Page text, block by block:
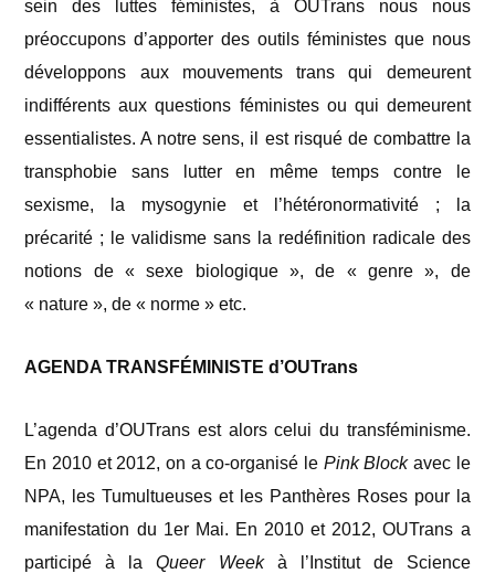
sein des luttes féministes, à OUTrans nous nous
préoccupons d’apporter des outils féministes que nous
développons aux mouvements trans qui demeurent
indifférents aux questions féministes ou qui demeurent
essentialistes. A notre sens, il est risqué de combattre la
transphobie sans lutter en même temps contre le
sexisme, la mysogynie et l’hétéronormativité ; la
précarité ; le validisme sans la redéfinition radicale des
notions de « sexe biologique », de « genre », de
« nature », de « norme » etc.
AGENDA TRANSFÉMINISTE d’OUTrans
L’agenda d’OUTrans est alors celui du transféminisme.
En 2010 et 2012, on a co-organisé le Pink Blockavec le
NPA, les Tumultueuses et les Panthères Roses pour la
manifestation du 1er Mai. En 2010 et 2012, OUTrans a
participé à laQueer Weekà l’Institut de Science